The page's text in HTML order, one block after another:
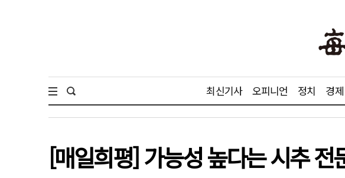
최신기사 오피니언 정치 경제
[매일희평] 가능성 높다는 시추 전